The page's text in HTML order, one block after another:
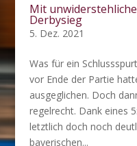
Mit
Derbysieg
5. Dez. 2021
Was für ein
vor Ende der Partie
ausgeglichen. Doch
regelrecht. Dank eines
letztlich doch noch
bayerischen...